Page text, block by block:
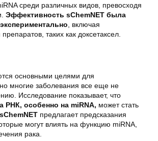
среди различных видов, превосходя
Эффективность sChemNET была
, включая
таких как доксетаксел.
основными целями для
многие заболевания все еще не
Исследование показывает, что
РНК, особенно на miRNA, может стать
sChemNET предлагает предсказания
могут влиять на функцию miRNA,
рака.